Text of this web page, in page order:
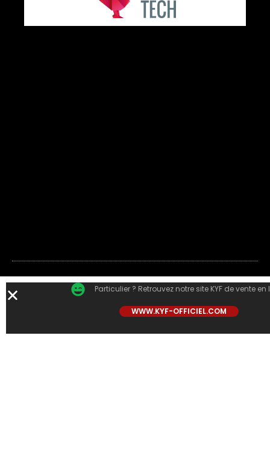
Particulier ? Retrouvez notre site KYF de vente en
WWW.KYF-OFFICIEL.COM